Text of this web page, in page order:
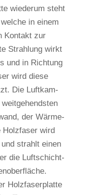
wie­derum steht
in einem
Kon­takt zur
Strah­lung wirkt
und in Rich­tung
wird diese
Die Luft­kam­
der Wär­me­
Holz­faser wird
strahlt einen
die Luft­schicht­
Holz­fa­ser­platte